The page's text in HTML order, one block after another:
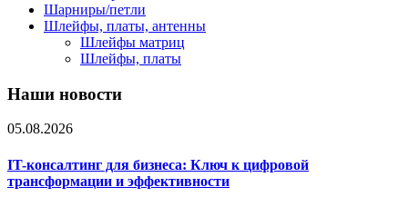
Шарниры/петли
Шлейфы, платы, антенны
Шлейфы матриц
Шлейфы, платы
Наши новости
05.08.2026
IT-консалтинг для бизнеса: Ключ к цифровой
трансформации и эффективности